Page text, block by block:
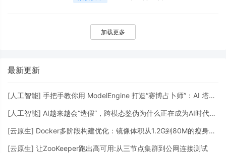
Codex下载、Windows安装Codex、微软商店
近在折腾 GPT 官方推出的 Codex&#xff0c;准
备在 Windows 电脑上体验一下本地客户端。
加载更多
最新更新
[人工智能] 手把手教你用 ModelEngine 打造“赛博占卜师”：AI 塔罗智能体 (Agent) 开发实战
[人工智能] AI越来越会“造假“，跨模态鉴伪为什么正在成为AI时代的新基建？
[云原生] Docker多阶段构建优化：镜像体积从1.2G到80M的瘦身实战
[云原生] 让ZooKeeper跑出高可用:从三节点集群到公网连接测试